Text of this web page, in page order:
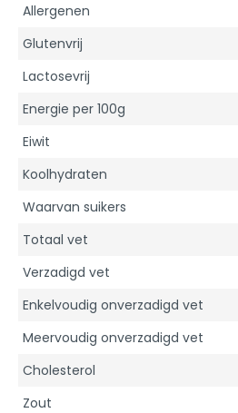
Allergenen
Glutenvrij
Lactosevrij
Energie per 100g
Eiwit
Koolhydraten
Waarvan suikers
Totaal vet
Verzadigd vet
Enkelvoudig onverzadigd vet
Meervoudig onverzadigd vet
Cholesterol
Zout